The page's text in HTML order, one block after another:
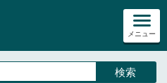
メニュー